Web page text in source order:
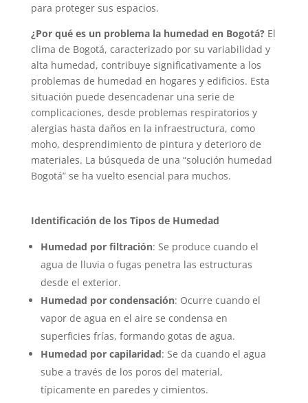
para proteger sus espacios.
¿Por qué es un problema la humedad en Bogotá?El
clima de Bogotá, caracterizado por su variabilidad y
alta humedad, contribuye significativamente a los
problemas de humedad en hogares y edificios. Esta
situación puede desencadenar una serie de
complicaciones, desde problemas respiratorios y
alergias hasta daños en la infraestructura, como
moho, desprendimiento de pintura y deterioro de
materiales. La búsqueda de una “solución humedad
Bogotá” se ha vuelto esencial para muchos.
Identificación de los Tipos de Humedad
Humedad por filtración: Se produce cuando el
agua de lluvia o fugas penetra las estructuras
desde el exterior.
Humedad por condensación: Ocurre cuando el
vapor de agua en el aire se condensa en
superficies frías, formando gotas de agua.
Humedad por capilaridad: Se da cuando el agua
sube a través de los poros del material,
típicamente en paredes y cimientos.